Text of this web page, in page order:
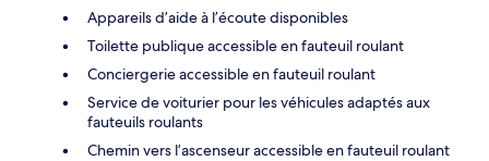
Appareils d’aide à l’écoute disponibles
Toilette publique accessible en fauteuil roulant
Conciergerie accessible en fauteuil roulant
Service de voiturier pour les véhicules adaptés aux
fauteuils roulants
Chemin vers l’ascenseur accessible en fauteuil roulant